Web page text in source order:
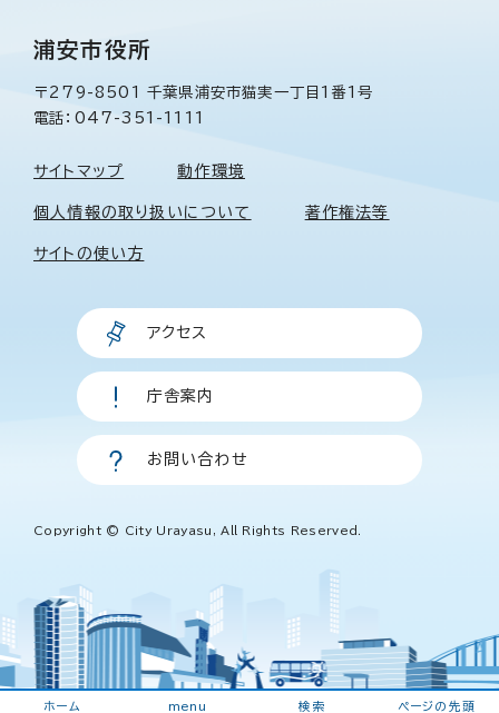
ホーム menu 検索 ページの先頭
浦安市役所
〒279-8501 千葉県浦安市猫実一丁目1番1号
電話：047-351-1111
サイトマップ 動作環境
個人情報の取り扱いについて 著作権法等
サイトの使い方
アクセス
庁舎案内
お問い合わせ
Copyright © City Urayasu, All Rights Reserved.